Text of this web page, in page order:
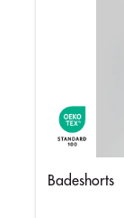
Badeshorts